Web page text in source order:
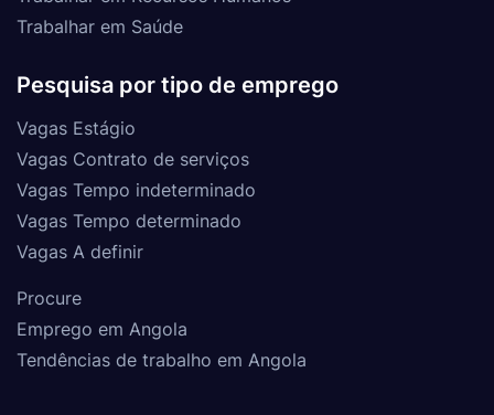
Trabalhar em Saúde
Pesquisa por tipo de emprego
Vagas Estágio
Vagas Contrato de serviços
Vagas Tempo indeterminado
Vagas Tempo determinado
Vagas A definir
Procure
Emprego em Angola
Tendências de trabalho em Angola